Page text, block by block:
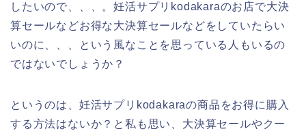
したいので、、、。妊活サプリkodakaraのお店で大決
算セールなどお得な大決算セールなどをしていたらい
いのに、、、という風なことを思っている人もいるの
ではないでしょうか？
というのは、妊活サプリkodakaraの商品をお得に購入
する方法はないか？と私も思い、大決算セールやクー